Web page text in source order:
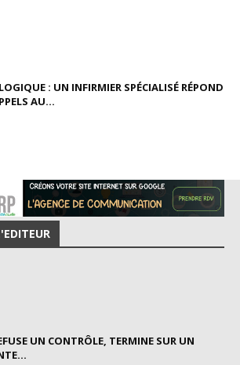
: UN INFIRMIER SPÉCIALISÉ RÉPOND
AU...
UN CONTRÔLE, TERMINE SUR UN